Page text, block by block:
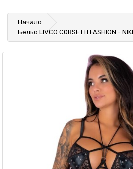
Начало
Бельо LIVCO CORSETTI FASHION -